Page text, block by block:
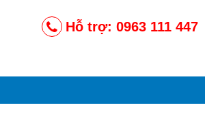
Hỗ trợ: 0963 111 447